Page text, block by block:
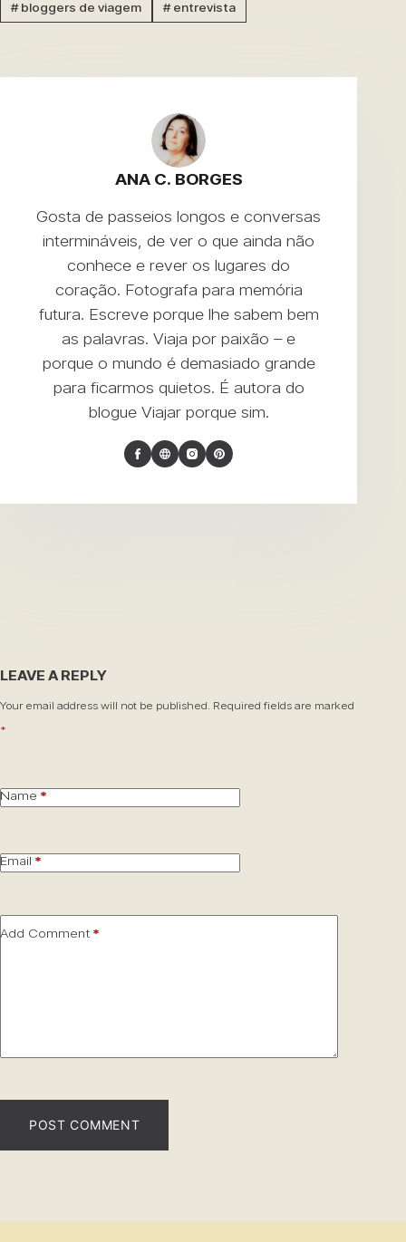
#bloggers de viagem #entrevista
ANA C. BORGES
Gosta de passeios longos e conversas
intermináveis, de ver o que ainda não
conhece e rever os lugares do
coração. Fotografa para memória
futura. Escreve porque lhe sabem bem
as palavras. Viaja por paixão – e
porque o mundo é demasiado grande
para ficarmos quietos. É autora do
blogue Viajar porque sim.
LEAVE A REPLY
Your email address will not be published. Required fields are marked
*
Name *
Email *
Add Comment *
POST COMMENT